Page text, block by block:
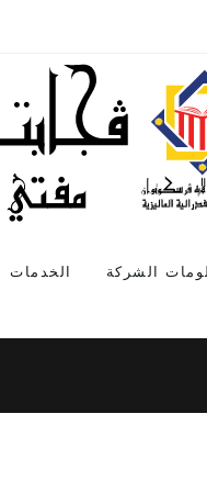
الشركة الخدمات